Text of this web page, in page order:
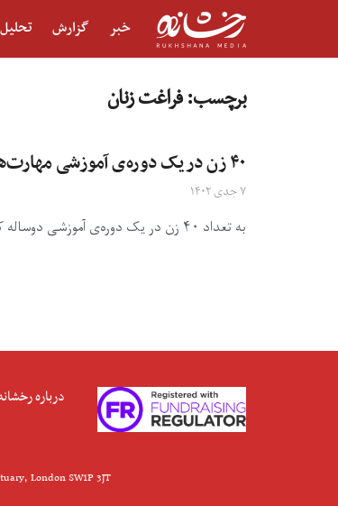
خبر گزارش
برچسب:فراغت زنان
۴۰ زن در یک دوره‌ی آموزشی مهارت‌های حرفه‌ای متفاوتی را فرا گرفتند
۷ جدی ۱۴۰۲
به تعداد ۴۰ زن در یک دوره‌ی آموزشی دو‌ساله که توسط موسسه‌ی توسعه برای رفاه افغانستان(ودان) در ولایت هرات برگزار ...
درباره
London SW1P 3JT